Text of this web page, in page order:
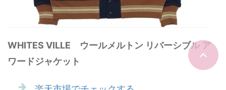
WHITES VILLE ウールメルトン リバーシブル ア
ワードジャケット